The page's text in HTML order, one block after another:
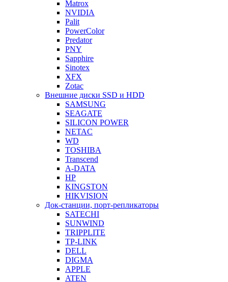
Matrox
NVIDIA
Palit
PowerColor
Predator
PNY
Sapphire
Sinotex
XFX
Zotac
Внешние диски SSD и HDD
SAMSUNG
SEAGATE
SILICON POWER
NETAC
WD
TOSHIBA
Transcend
A-DATA
HP
KINGSTON
HIKVISION
Док-станции, порт-репликаторы
SATECHI
SUNWIND
TRIPPLITE
TP-LINK
DELL
DIGMA
APPLE
ATEN